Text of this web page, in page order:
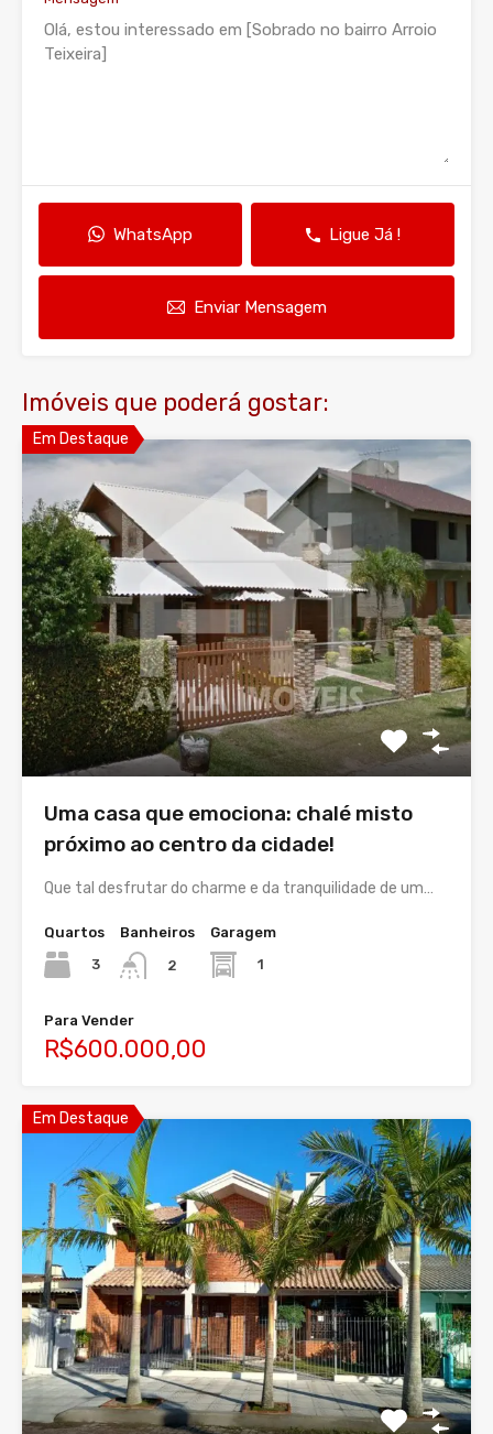
WhatsApp Ligue Já !
Enviar Mensagem
Imóveis que poderá gostar:
Em Destaque
Uma casa que emociona: chalé misto
próximo ao centro da cidade!
Que tal desfrutar do charme e da tranquilidade de um…
Quartos
3
Banheiros
2
Garagem
1
Para Vender
R$600.000,00
Em Destaque